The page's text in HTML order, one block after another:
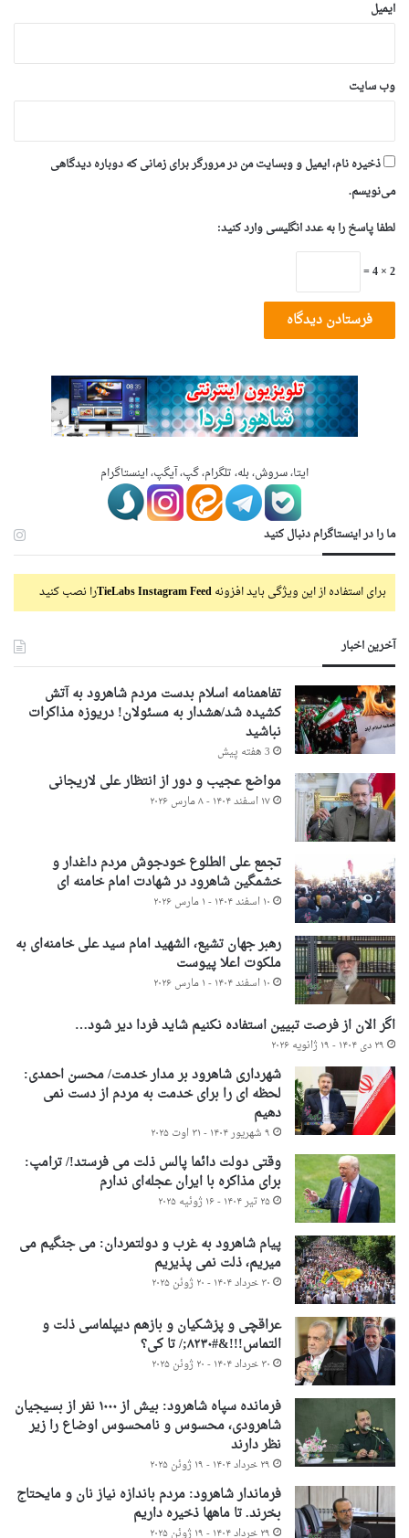
ایمیل
وب‌ سایت
ذخیره نام، ایمیل و وبسایت من در مرورگر برای زمانی که دوباره دیدگاهی
می‌نویسم.
لطفا پاسخ را به عدد انگلیسی وارد کنید:
2 × 4 =
ایتا، سروش، بله، تلگرام، گپ، آیگپ، اینستاگرام
ما را در اینستاگرام دنبال کنید
برای استفاده از این ویژگی باید افزونهTieLabs Instagram Feedرا نصب کنید
آخرین اخبار
تفاهمنامه اسلام بدست مردم شاهرود به آتش
کشیده شد/هشدار به مسئولان! دریوزه مذاکرات
نباشید
3 هفته پیش
مواضع عجیب و دور از انتظار علی لاریجانی
۱۷ اسفند ۱۴۰۴ - ۸ مارس ۲۰۲۶
تجمع علی الطلوع خودجوش مردم داغدار و
خشمگین شاهرود در شهادت امام خامنه ای
۱۰ اسفند ۱۴۰۴ - ۱ مارس ۲۰۲۶
رهبر جهان تشیع، الشهید امام سید علی خامنه‌ای به
ملکوت اعلا پیوست
۱۰ اسفند ۱۴۰۴ - ۱ مارس ۲۰۲۶
اگر الان از فرصت تبیین استفاده نکنیم شاید فردا دیر شود…
۲۹ دی ۱۴۰۴ - ۱۹ ژانویه ۲۰۲۶
شهرداری شاهرود بر مدار خدمت/ محسن احمدی:
لحظه ای را برای خدمت به مردم از دست نمی
دهیم
۹ شهریور ۱۴۰۴ - ۳۱ اوت ۲۰۲۵
وقتی دولت دائما پالس ذلت می فرستد!/ ترامپ:
برای مذاکره با ایران عجله‌ای ندارم
۲۵ تیر ۱۴۰۴ - ۱۶ ژوئیه ۲۰۲۵
پیام شاهرود به غرب و دولتمردان: می جنگیم می
میریم، ذلت نمی پذیریم
۳۰ خرداد ۱۴۰۴ - ۲۰ ژوئن ۲۰۲۵
عراقچی و پزشکیان و بازهم دیپلماسی ذلت و
التماس!!!&#۸۲۳۰;/ تا کی؟
۳۰ خرداد ۱۴۰۴ - ۲۰ ژوئن ۲۰۲۵
فرمانده سپاه شاهرود: بیش از ۱۰۰۰ نفر از بسیجیان
شاهرودی، محسوس و نامحسوس اوضاع را زیر
نظر دارند
۲۹ خرداد ۱۴۰۴ - ۱۹ ژوئن ۲۰۲۵
فرماندار شاهرود: مردم باندازه نیاز نان و مایحتاج
بخرند. تا ماهها ذخیره داریم
۲۹ خرداد ۱۴۰۴ - ۱۹ ژوئن ۲۰۲۵